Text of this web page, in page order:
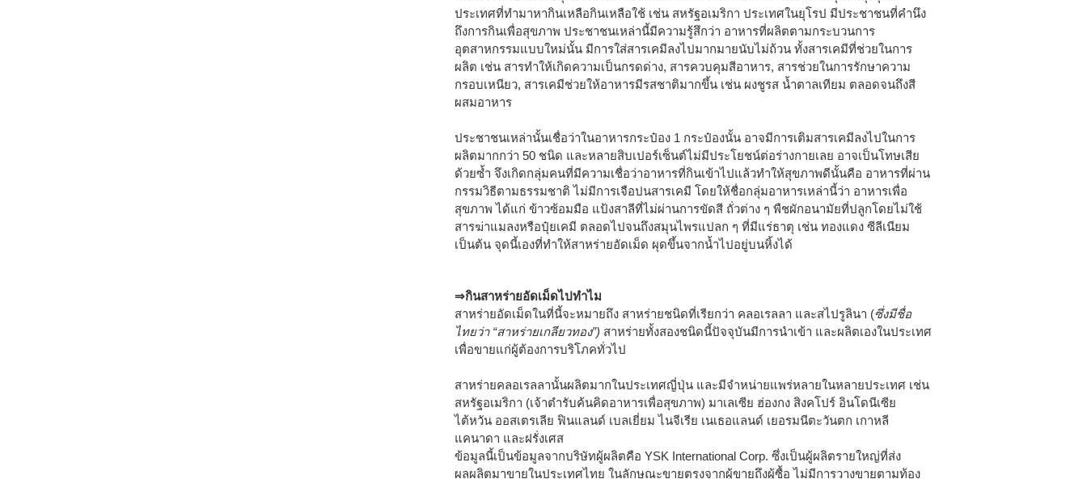
ประเทศที่ทำมาหากินเหลือกินเหลือใช้ เช่น สหรัฐอเมริกา ประเทศในยุโรป มีประชาชนที่คำนึง
ถึงการกินเพื่อสุขภาพ ประชาชนเหล่านี้มีความรู้สึกว่า อาหารที่ผลิตตามกระบวนการ
อุตสาหกรรมแบบใหม่นั้น มีการใส่สารเคมีลงไปมากมายนับไม่ถ้วน ทั้งสารเคมีที่ช่วยในการ
ผลิต เช่น สารทำให้เกิดความเป็นกรดด่าง, สารควบคุมสีอาหาร, สารช่วยในการรักษาความ
กรอบเหนียว, สารเคมีช่วยให้อาหารมีรสชาติมากขึ้น เช่น ผงชูรส น้ำตาลเทียม ตลอดจนถึงสี
ผสมอาหาร
ประชาชนเหล่านั้นเชื่อว่าในอาหารกระป๋อง 1 กระป๋องนั้น อาจมีการเติมสารเคมีลงไปในการ
ผลิตมากกว่า 50 ชนิด และหลายสิบเปอร์เซ็นต์ไม่มีประโยชน์ต่อร่างกายเลย อาจเป็นโทษเสีย
ด้วยซ้ำ จึงเกิดกลุ่มคนที่มีความเชื่อว่าอาหารที่กินเข้าไปแล้วทำให้สุขภาพดีนั้นคือ อาหารที่ผ่าน
กรรมวิธีตามธรรมชาติ ไม่มีการเจือปนสารเคมี โดยให้ชื่อกลุ่มอาหารเหล่านี้ว่า อาหารเพื่อ
สุขภาพ ได้แก่ ข้าวซ้อมมือ แป้งสาลีที่ไม่ผ่านการขัดสี ถั่วต่าง ๆ พืชผักอนามัยที่ปลูกโดยไม่ใช้
สารฆ่าแมลงหรือปุ๋ยเคมี ตลอดไปจนถึงสมุนไพรแปลก ๆ ที่มีแร่ธาตุ เช่น ทองแดง ซีลีเนียม
เป็นต้น จุดนี้เองที่ทำให้สาหร่ายอัดเม็ด ผุดขึ้นจากน้ำไปอยู่บนหิ้งได้
⇒กินสาหร่ายอัดเม็ดไปทำไม
สาหร่ายอัดเม็ดในที่นี้จะหมายถึง สาหร่ายชนิดที่เรียกว่า คลอเรลลา และสไปรูลินา (ซึ่งมีชื่อ
ไทยว่า “สาหร่ายเกลียวทอง”) สาหร่ายทั้งสองชนิดนี้ปัจจุบันมีการนำเข้า และผลิตเองในประเทศ
เพื่อขายแก่ผู้ต้องการบริโภคทั่วไป
สาหร่ายคลอเรลลานั้นผลิตมากในประเทศญี่ปุ่น และมีจำหน่ายแพร่หลายในหลายประเทศ เช่น
สหรัฐอเมริกา (เจ้าตำรับค้นคิดอาหารเพื่อสุขภาพ) มาเลเซีย ฮ่องกง สิงคโปร์ อินโดนีเซีย
ไต้หวัน ออสเตรเลีย ฟินแลนด์ เบลเยี่ยม ไนจีเรีย เนเธอแลนด์ เยอรมนีตะวันตก เกาหลี
แคนาดา และฝรั่งเศส
ข้อมูลนี้เป็นข้อมูลจากบริษัทผู้ผลิตคือ YSK International Corp. ซึ่งเป็นผู้ผลิตรายใหญ่ที่ส่ง
ผลผลิตมาขายในประเทศไทย ในลักษณะขายตรงจากผู้ขายถึงผู้ซื้อ ไม่มีการวางขายตามท้อง